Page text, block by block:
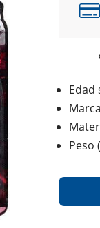
Edad
Peso